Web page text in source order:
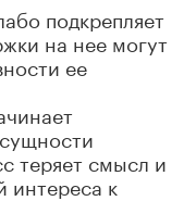
подкрепляет
на нее могут
ее
теряет смысл и
интереса к